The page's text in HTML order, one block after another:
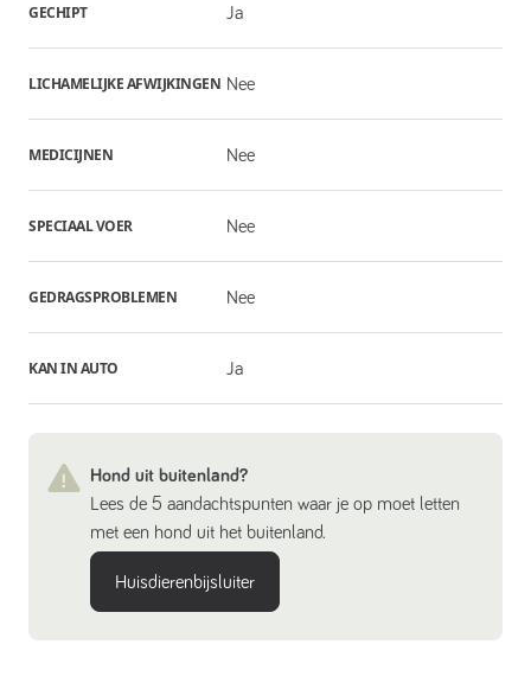
GECHIPT Ja
LICHAMELIJKE AFWIJKINGEN Nee
MEDICIJNEN Nee
SPECIAAL VOER Nee
GEDRAGSPROBLEMEN Nee
KAN IN AUTO Ja
Hond uit buitenland?
Lees de 5 aandachtspunten waar je op moet letten
met een hond uit het buitenland.
Huisdierenbijsluiter